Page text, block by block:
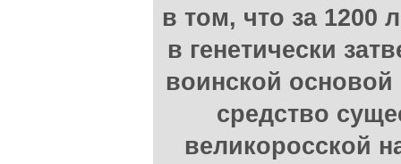
в том, что за 1200
в генетически
воинской
средство
великоросской